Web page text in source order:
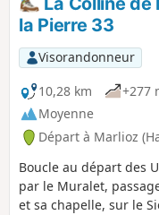
la Pierre 33
Visorandonneur
10,28 km
+277
Moyenne
Départ à Marlioz
Boucle au départ des
par le Muralet,
et sa chapelle, sur le